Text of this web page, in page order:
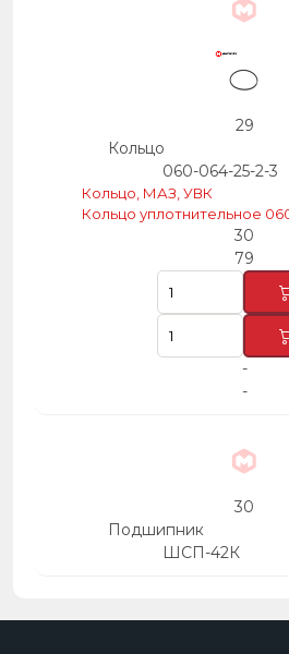
29
Кольцо
060-064-25-2-3
Кольцо, МАЗ, УВК
Кольцо уплотнительное
30
79
-
-
30
Подшипник
ШСП-42К